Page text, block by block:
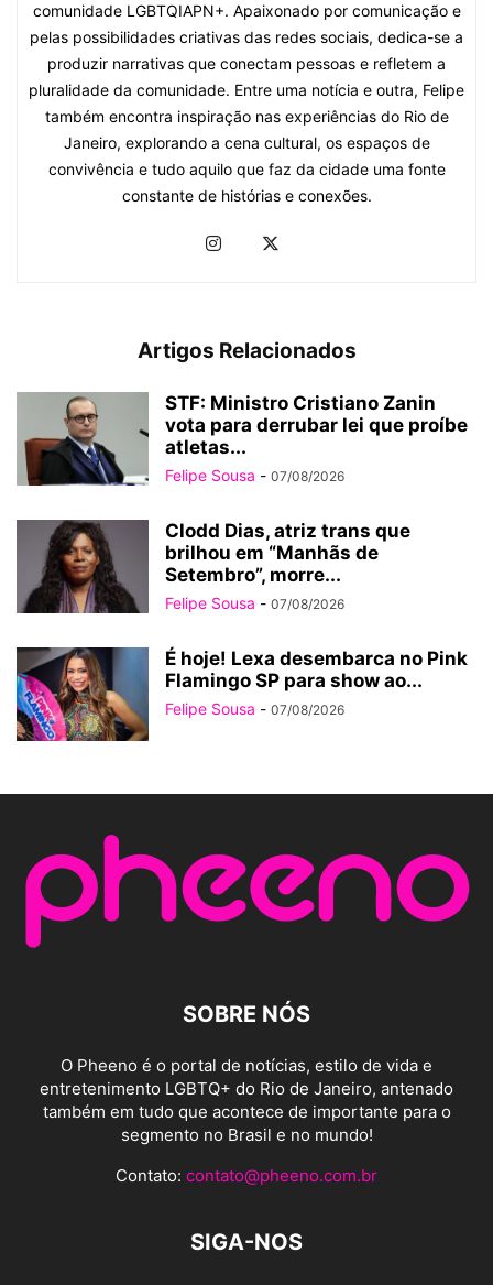
comunidade LGBTQIAPN+. Apaixonado por comunicação e
pelas possibilidades criativas das redes sociais, dedica-se a
produzir narrativas que conectam pessoas e refletem a
pluralidade da comunidade. Entre uma notícia e outra, Felipe
também encontra inspiração nas experiências do Rio de
Janeiro, explorando a cena cultural, os espaços de
convivência e tudo aquilo que faz da cidade uma fonte
constante de histórias e conexões.
Artigos Relacionados
STF: Ministro Cristiano Zanin
vota para derrubar lei que proíbe
atletas...
Felipe Sousa - 07/08/2026
Clodd Dias, atriz trans que
brilhou em “Manhãs de
Setembro”, morre...
Felipe Sousa - 07/08/2026
É hoje! Lexa desembarca no Pink
Flamingo SP para show ao...
Felipe Sousa - 07/08/2026
SOBRE NÓS
O Pheeno é o portal de notícias, estilo de vida e
entretenimento LGBTQ+ do Rio de Janeiro, antenado
também em tudo que acontece de importante para o
segmento no Brasil e no mundo!
Contato: contato@pheeno.com.br
SIGA-NOS